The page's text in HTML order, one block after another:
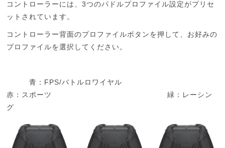
コントローラーには、3つのパドルプロファイル設定がプリセ
ットされています。
コントローラー背面のプロファイルボタンを押して、お好みの
プロファイルを選択してください。
青： FPS/バトルロワイヤル
赤：スポーツ
緑：レーシン
グ